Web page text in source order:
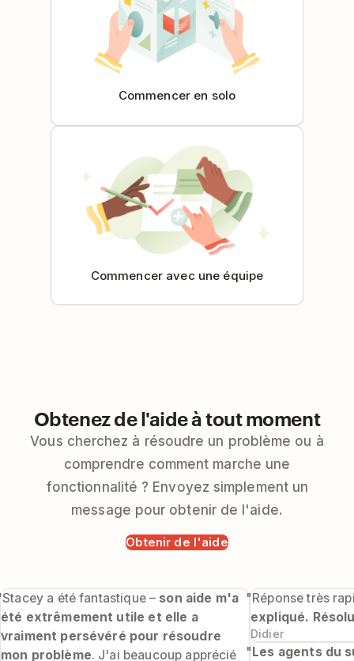
Commencer en solo
Commencer avec une équipe
Obtenez de l'aide à tout moment
Vous cherchez à résoudre un problème ou à
comprendre comment marche une
fonctionnalité ? Envoyez simplement un
message pour obtenir de l'aide.
Obtenir de l'aide
a été fantastique – son aide m'a
été extrêmement utile et elle a
vraiment persévéré pour résoudre
mon problème. J'ai beaucoup apprécié
Didier
"Réponse très
expliqué.
"Les agents du